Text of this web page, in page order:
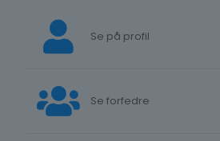
Se på profil
Se forfedre